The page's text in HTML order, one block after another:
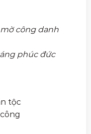
công danh
phúc đức
tộc